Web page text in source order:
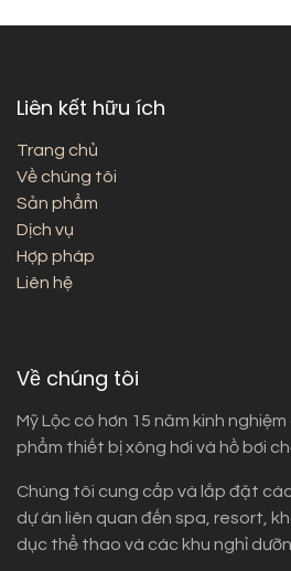
Liên kết hữu ích
Trang chủ
Về chúng tôi
Sản phẩm
Dịch vụ
Hợp pháp
Liên hệ
Về chúng tôi
Mỹ Lộc có hơn 15 năm kinh
phẩm thiết bị xông hơi và hồ bơi
Chúng tôi cung cấp và lắp đặt
dự án liên quan đến spa, resort,
dục thể thao và các khu nghỉ